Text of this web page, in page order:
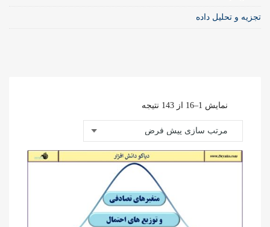
تجزیه و تحلیل داده
نمایش 1–16 از 143 نتیجه